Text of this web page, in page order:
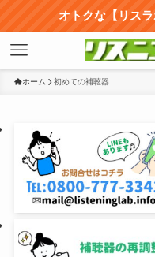
オトクな【リス
ホーム 初めての補聴器